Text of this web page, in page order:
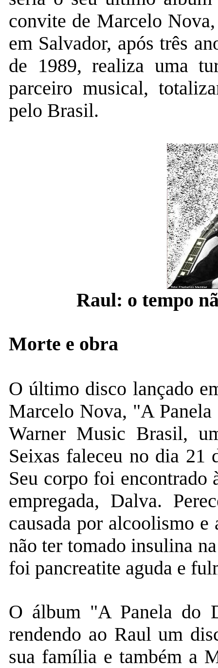
convite de Marcelo
em Salvador, após três
de 1989, realiza uma
parceiro musical,
pelo Brasil.
Raul: o tempo
Morte e obra
O último disco lançado
Marcelo Nova, "A
Warner Music Brasil,
Seixas faleceu no dia 21
Seu corpo foi encontrado
empregada, Dalva.
causada por alcoolismo
não ter tomado insulina
foi pancreatite aguda e
O álbum "A Panela do
rendendo ao Raul um
sua família e também a